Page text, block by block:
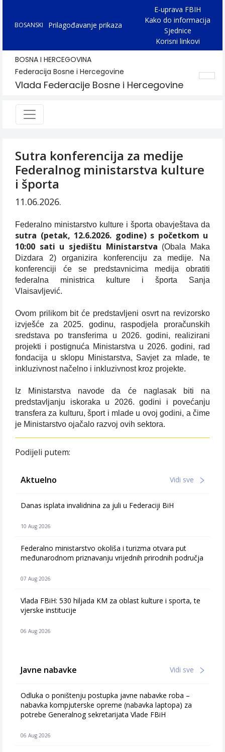
BOSANSKI Prilagođavanje prikaza
E-uprava FBIH
Kako do informacija
Sjednice
Korisni linkovi
BOSNA I HERCEGOVINA
Federacija Bosne i Hercegovine
Vlada Federacije Bosne i Hercegovine
Sutra konferencija za medije
Federalnog ministarstva kulture
i športa
11.06.2026.
Federalno ministarstvo kulture i športa obavještava da
sutra (petak, 12.6.2026. godine) s početkom u
10:00 sati u sjedištu Ministarstva (Obala Maka
Dizdara 2) organizira konferenciju za medije. Na
konferenciji će se predstavnicima medija obratiti
federalna ministrica kulture i športa Sanja
Vlaisavljević.
Ovom prilikom bit će predstavljeni osvrt na revizorsko
izvješće za 2025. godinu, raspodjela proračunskih
sredstava po transferima u 2026. godini, realizirani
projekti i postignuća Ministarstva u 2026. godini, rad
fondacija u sklopu Ministarstva, Savjet za mlade, te
inkluzivnost načelno i inkluzivnost kroz projekte.
Iz Ministarstva navode da će naglasak biti na
predstavljanju iskoraka u 2026. godini i povećanju
transfera za kulturu, šport i mlade u ovoj godini, a čime
je Ministarstvo ojačalo razvoj ovih sektora.
Podijeli putem:
Aktuelno Vidi sve
Danas isplata invalidnina za juli u Federaciji BiH
10 Aug 2026
Federalno ministarstvo okoliša i turizma otvara put
međunarodnom priznavanju vrijednih prirodnih područja
07 Aug 2026
Vlada FBiH: 530 hiljada KM za oblast kulture i sporta, te
vjerske institucije
06 Aug 2026
Javne nabavke Vidi sve
Odluka o poništenju postupka javne nabavke roba –
nabavka kompjuterske opreme (nabavka laptopa) za
potrebe Generalnog sekretarijata Vlade FBiH
06 Aug 2026